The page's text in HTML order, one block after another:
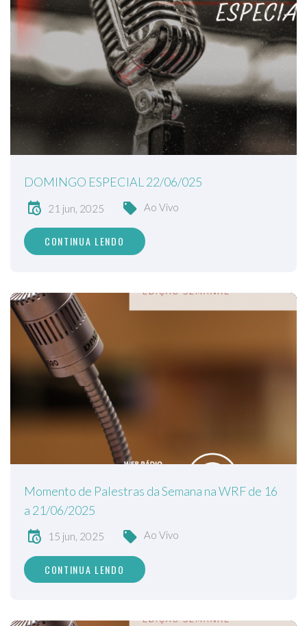
DOMINGO ESPECIAL 22/06/025
21 jun, 2025 Ao Vivo
CONTINUA LENDO
Momento de Palestras da Semana na WRF de 16
a 21/06/2025
15 jun, 2025 Ao Vivo
CONTINUA LENDO